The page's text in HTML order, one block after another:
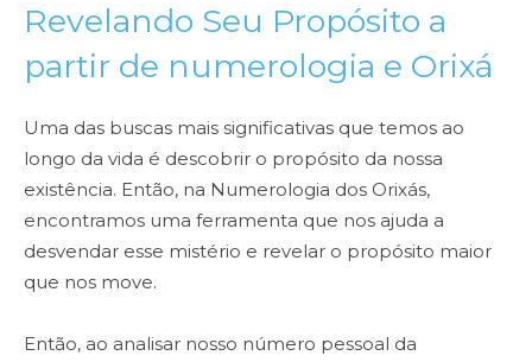
Revelando Seu Propósito a
partir de numerologia e Orixá
Uma das buscas mais significativas que temos ao
longo da vida é descobrir o propósito da nossa
existência. Então, na Numerologia dos Orixás,
encontramos uma ferramenta que nos ajuda a
desvendar esse mistério e revelar o propósito maior
que nos move.
Então, ao analisar nosso número pessoal da